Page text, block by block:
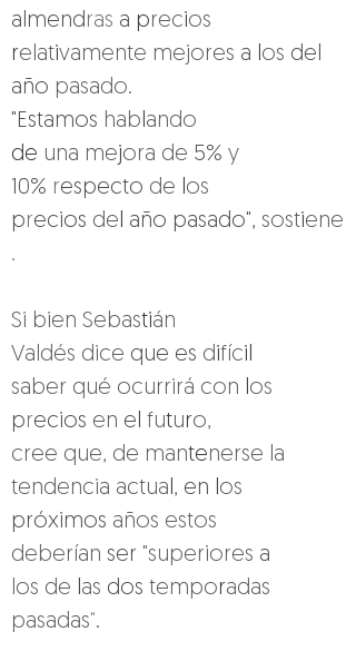
almendras a precios
relativamente mejores a los del
año pasado.
"Estamos hablando
de una mejora de 5% y
10% respecto de los
precios del año pasado", sostiene
.
Si bien Sebastián
Valdés dice que es difícil
saber qué ocurrirá con los
precios en el futuro,
cree que, de mantenerse la
tendencia actual, en los
próximos años estos
deberían ser "superiores a
los de las dos temporadas
pasadas".